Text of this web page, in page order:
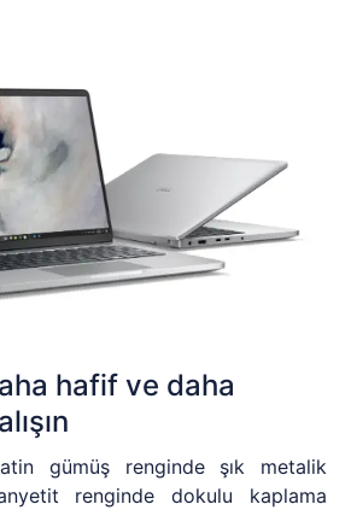
hafif ve daha
gümüş renginde şık metalik
renginde dokulu kaplama